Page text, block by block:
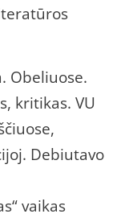
Obeliuose.
kritikas. VU
Debiutavo
vaikas